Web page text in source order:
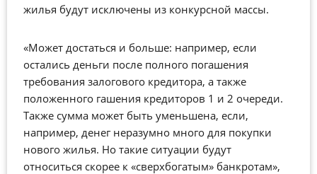
жилья будут исключены из конкурсной массы.
«Может достаться и больше: например, если
остались деньги после полного погашения
требования залогового кредитора, а также
положенного гашения кредиторов 1 и 2 очереди.
Также сумма может быть уменьшена, если,
например, денег неразумно много для покупки
нового жилья. Но такие ситуации будут
относиться скорее к «сверхбогатым» банкротам»,